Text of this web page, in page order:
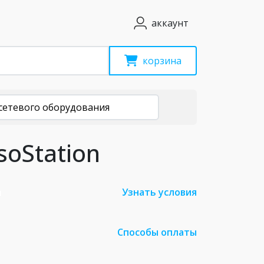
аккаунт
корзина
оборудования
Узнать условия
Способы оплаты